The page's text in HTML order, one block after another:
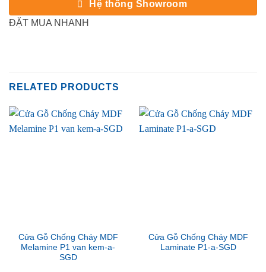
Hệ thống Showroom
ĐẶT MUA NHANH
RELATED PRODUCTS
Cửa Gỗ Chống Cháy MDF
Melamine P1 van kem-a-
SGD
Cửa Gỗ Chống Cháy MDF
Laminate P1-a-SGD